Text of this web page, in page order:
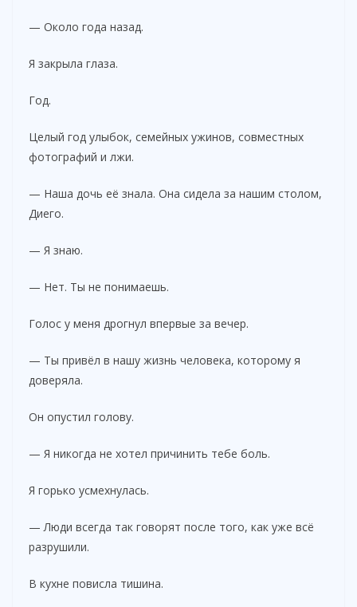
— Около года назад.
Я закрыла глаза.
Год.
Целый год улыбок, семейных ужинов, совместных
фотографий и лжи.
— Наша дочь её знала. Она сидела за нашим столом,
Диего.
— Я знаю.
— Нет. Ты не понимаешь.
Голос у меня дрогнул впервые за вечер.
— Ты привёл в нашу жизнь человека, которому я
доверяла.
Он опустил голову.
— Я никогда не хотел причинить тебе боль.
Я горько усмехнулась.
— Люди всегда так говорят после того, как уже всё
разрушили.
В кухне повисла тишина.